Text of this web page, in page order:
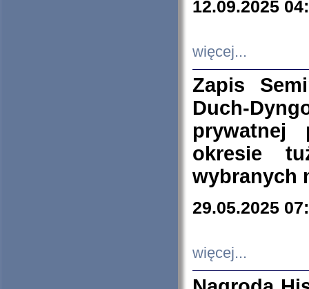
12.09.2025
więcej...
Zapis
Duch-
prywatnej
okresie
wybranych
29.05.2025
więcej...